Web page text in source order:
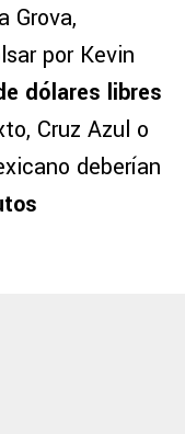
por
por Kevin
dólares libres
Cruz Azul o
deberían